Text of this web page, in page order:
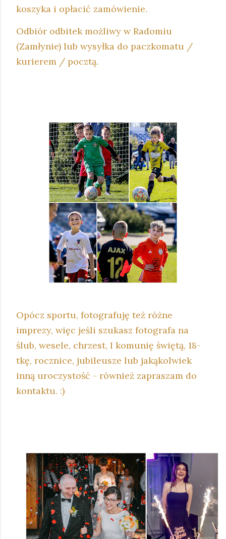
koszyka i opłacić zamówienie.
Odbiór odbitek możliwy w Radomiu
(Zamłynie) lub wysyłka do paczkomatu /
kurierem / pocztą.
Opócz sportu, fotografuję też różne
imprezy, więc jeśli szukasz fotografa na
ślub, wesele, chrzest, I komunię świętą, 18-
tkę, rocznice, jubileusze lub jakąkolwiek
inną uroczystość - również zapraszam do
kontaktu. :)